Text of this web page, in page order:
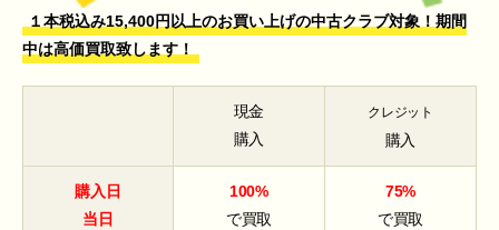
１本税込み15,400円以上のお買い上げの中古クラブ対象！期間
中は高価買取致します！
現金
購入
クレジット
購入
購入日
当日
100%
で買取
75%
で買取